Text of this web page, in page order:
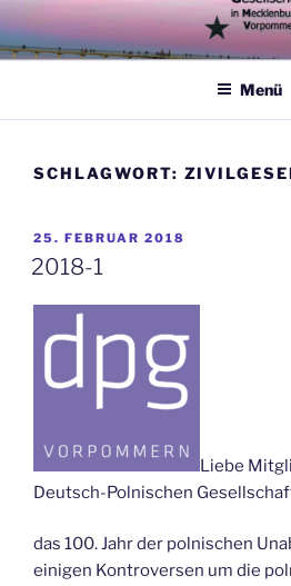
Zum
Inhalt
springen
Menü
SCHLAGWORT:
VERÖFFENTLICHT
AM
25. FEBRUAR 2018
2018-1
Liebe
Deutsch-Polnischen
das 100. Jahr der polnischen
einigen Kontroversen um die